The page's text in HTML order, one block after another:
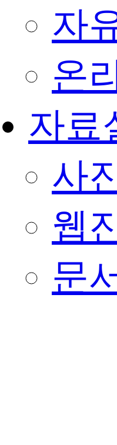
자
온
자료
사
웹
문